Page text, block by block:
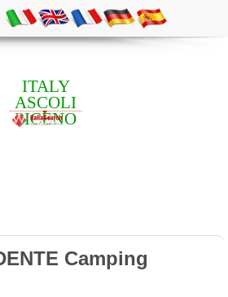
ITALY
ASCOLI
PICENO
Camping